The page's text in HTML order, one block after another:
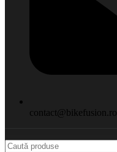
contact@bikefusion.ro